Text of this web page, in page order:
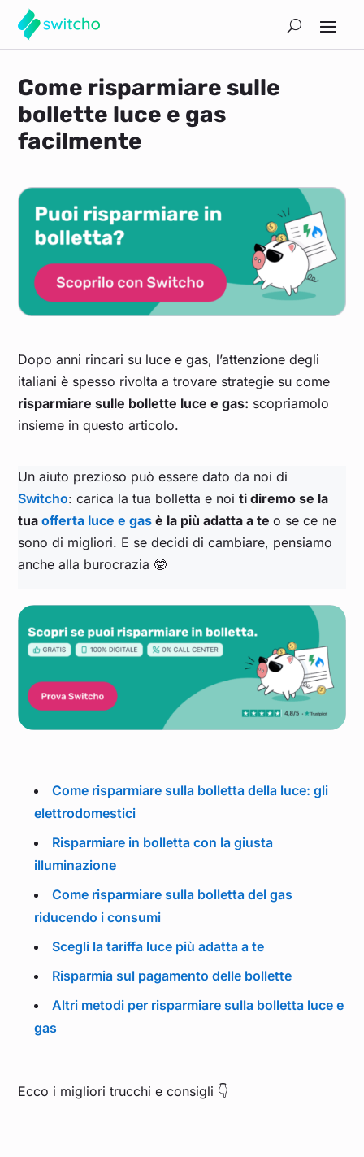
Come risparmiare sulle
bollette luce e gas
facilmente
Dopo anni rincari su luce e gas, l’attenzione degli
italiani è spesso rivolta a trovare strategie su come
risparmiare sulle bollette luce e gas: scopriamolo
insieme in questo articolo.
Un aiuto prezioso può essere dato da noi di
Switcho: carica la tua bolletta e noiti diremo se la
tuaofferta luce e gas è la più adatta a teo se ce ne
sono di migliori. E se decidi di cambiare, pensiamo
anche alla burocrazia 🤓
Come risparmiare sulla bolletta della luce: gli
elettrodomestici
Risparmiare in bolletta con la giusta
illuminazione
Come risparmiare sulla bolletta del gas
riducendo i consumi
Scegli la tariffa luce più adatta a te
Risparmia sul pagamento delle bollette
Altri metodi per risparmiare sulla bolletta luce e
gas
Ecco i migliori trucchi e consigli 👇